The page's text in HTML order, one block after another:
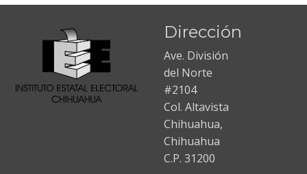
Dirección
Ave. División
del Norte
#2104
Col. Altavista
Chihuahua,
Chihuahua
C.P. 31200